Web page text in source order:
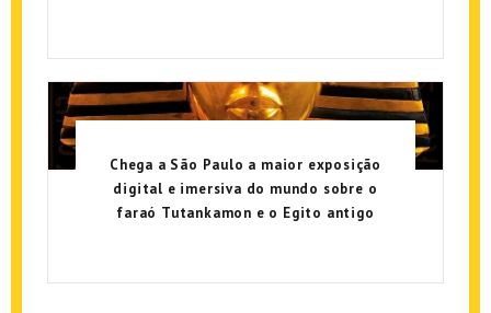
Chega a São Paulo a maior exposição
digital e imersiva do mundo sobre o
faraó Tutankamon e o Egito antigo